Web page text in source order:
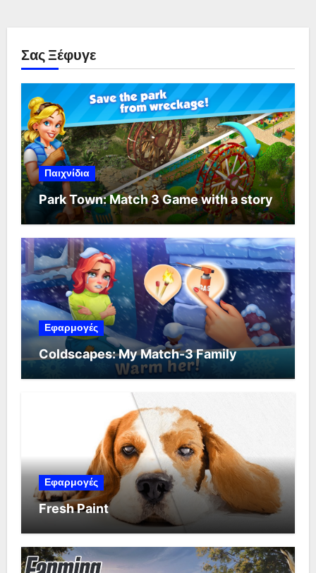
Σας Ξέφυγε
Παιχνίδια
Park Town: Match 3 Game with a story
Εφαρμογές
Coldscapes: My Match-3 Family
Εφαρμογές
Fresh Paint